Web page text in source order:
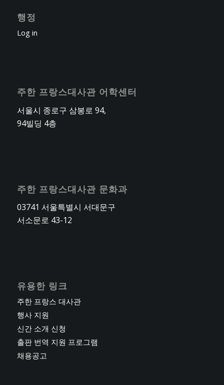
행정
Log in
주한 프랑스대사관 어학센터
서울시 종로구 삼봉로 94,
94빌딩 4층
주한 프랑스대사관 문화과
03741 서울특별시 서대문구
서소문로 43-12
유용한 링크
주한 프랑스 대사관
행사 지원
신간 소개 신청
출판 번역 지원 프로그램
채용공고